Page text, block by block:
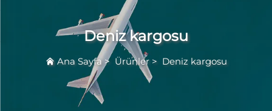
Deniz kargosu
Ana Sayfa> Ürünler> Deniz kargosu